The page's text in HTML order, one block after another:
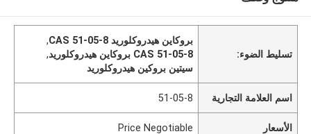
تسليط الضوء:
بروكاين هيدروكلوريد CAS 51-05-8
,
CAS 51-05-8 بروكاين هيدروكلوريد
,
سيتين بروكين هيدروكلوريد
اسم العلامة التجارية 51-05-8
الأسعار Price Negotiable